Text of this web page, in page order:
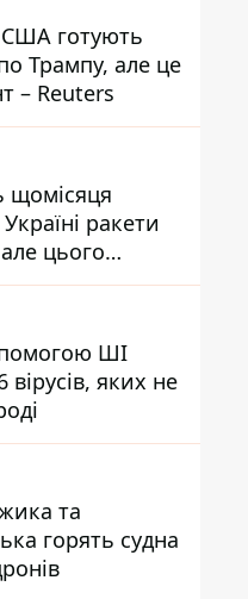
готують
Трампу, але це
– Reuters
щомісяця
ракети
цього
- Зеленський
ШІ
вірусів, яких не
та
горять судна